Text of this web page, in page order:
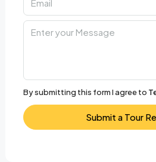
By submitting this form I agree to
Submit a Tour